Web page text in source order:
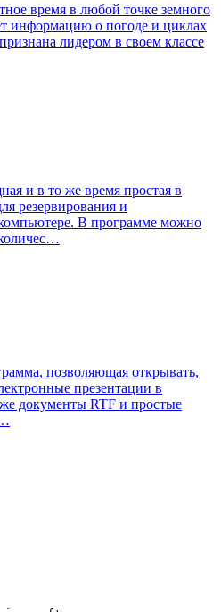
время в любой точке земного
информацию о погоде и циклах
лидером в своем классе
и в то же время простая в
резервирования и
В программе можно
позволяющая открывать,
презентации в
документы RTF и простые